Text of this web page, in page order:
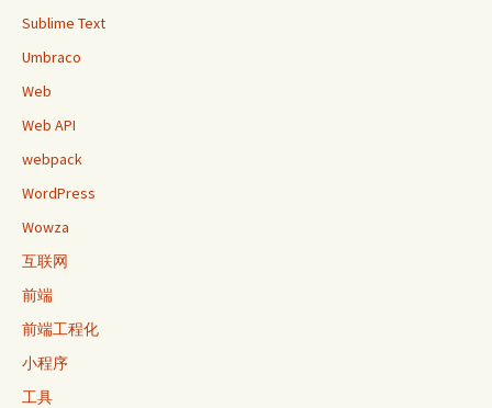
Sublime Text
Umbraco
Web
Web API
webpack
WordPress
Wowza
互联网
前端
前端工程化
小程序
工具